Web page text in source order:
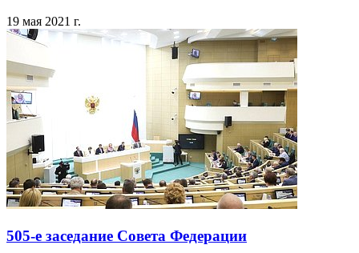
19 мая 2021 г.
505-е заседание Совета Федерации